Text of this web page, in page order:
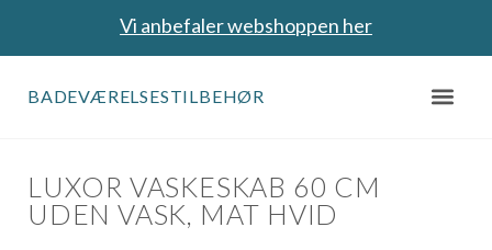
Vi anbefaler webshoppen her
BADEVÆRELSESTILBEHØR
LUXOR VASKESKAB 60 CM
UDEN VASK, MAT HVID